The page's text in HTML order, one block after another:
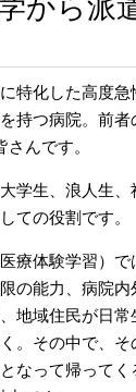
から派
特化した高度
持つ病院。前
んです。
学生、浪人生
ての役割です。
療体験学習）
の能力、病院
地域住民が日
。その中で、
なって帰って